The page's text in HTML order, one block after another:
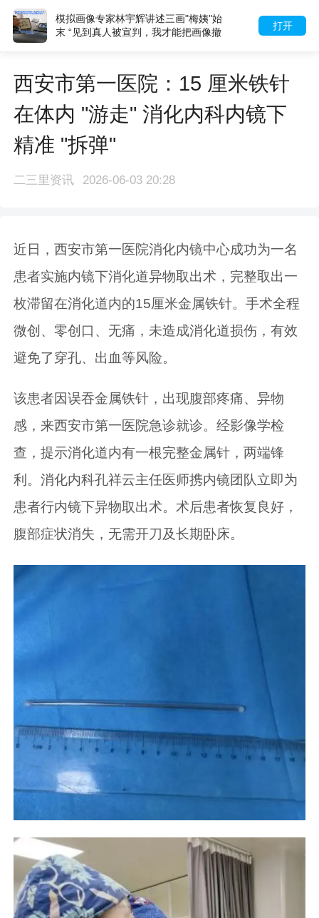
打开
模拟画像专家林宇辉讲述三画"梅姨"始
末 “见到真人被宣判，我才能把画像撤
西安市第一医院：15 厘米铁针
在体内 "游走" 消化内科内镜下
精准 "拆弹"
二三里资讯 2026-06-03 20:28
近日，西安市第一医院消化内镜中心成功为一名
患者实施内镜下消化道异物取出术，完整取出一
枚滞留在消化道内的15厘米金属铁针。手术全程
微创、零创口、无痛，未造成消化道损伤，有效
避免了穿孔、出血等风险。
该患者因误吞金属铁针，出现腹部疼痛、异物
感，来西安市第一医院急诊就诊。经影像学检
查，提示消化道内有一根完整金属针，两端锋
利。消化内科孔祥云主任医师携内镜团队立即为
患者行内镜下异物取出术。术后患者恢复良好，
腹部症状消失，无需开刀及长期卧床。